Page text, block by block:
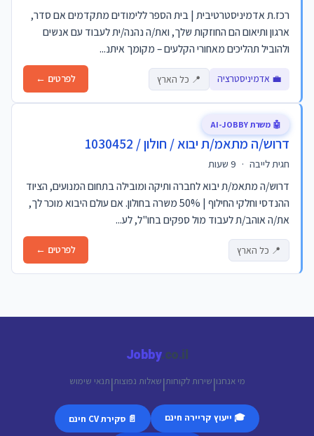
רכז.ת אדמיניסטרטיבית | בית הספר ללימודים מתקדמים אם סדר,
ארגון ותיאום הם החוזקות שלך, ואת/ה נהנה/ית לעבוד עם אנשים
ולהוביל תהליכים מאחורי הקלעים – מקומך איתנ...
💼 אדמיניסטרציה 📍 כל הארץ לפרטים ←
דרוש/ה מתאמ/ת יבוא / חולון / 1030452
חגית לייבה ·
דרוש/ה מתאמ/ת יבוא לחברה ותיקה ומובילה בתחום המנועים, הציוד
ההנדסי וחלקי החילוף | 50% משרה בחולון. אם עולם היבוא מוכר לך,
את/ה אוהב/ת לעבוד מול ספקים בחו"ל, לע...
📍 כל הארץ לפרטים ←
🤖 משרת AI-JOBBY
Jobby.co.il
מי אנחנו|שירות לקוחות|שאלות נפוצות|תנאי שימוש
🎓 ייעוץ קריירה חינם 📄 סקירת CV חינם